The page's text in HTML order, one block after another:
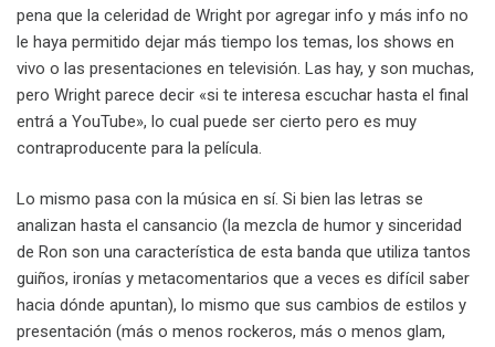
pena que la celeridad de Wright por agregar info y más info no
le haya permitido dejar más tiempo los temas, los shows en
vivo o las presentaciones en televisión. Las hay, y son muchas,
pero Wright parece decir «si te interesa escuchar hasta el final
entrá a YouTube», lo cual puede ser cierto pero es muy
contraproducente para la película.
Lo mismo pasa con la música en sí. Si bien las letras se
analizan hasta el cansancio (la mezcla de humor y sinceridad
de Ron son una característica de esta banda que utiliza tantos
guiños, ironías y metacomentarios que a veces es difícil saber
hacia dónde apuntan), lo mismo que sus cambios de estilos y
presentación (más o menos rockeros, más o menos glam,